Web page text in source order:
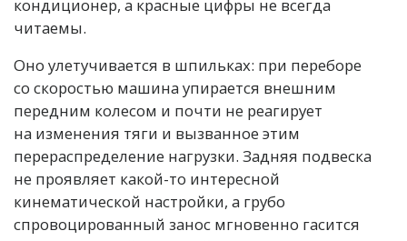
кондиционер, а красные цифры не всегда
читаемы.
Оно улетучивается в шпильках: при переборе
со скоростью машина упирается внешним
передним колесом и почти не реагирует
на изменения тяги и вызванное этим
перераспределение нагрузки. Задняя подвеска
не проявляет какой-то интересной
кинематической настройки, а грубо
спровоцированный занос мгновенно гасится